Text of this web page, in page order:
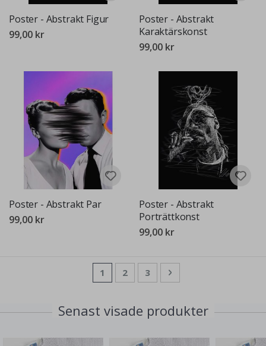
Poster - Abstrakt Figur
99,00 kr
Poster - Abstrakt
Karaktärskonst
99,00 kr
Poster - Abstrakt Par
99,00 kr
Poster - Abstrakt
Porträttkonst
99,00 kr
SidaYou're currently reading page
1 Sida
2 Sida
3 Sida
Nästa
Senast visade produkter